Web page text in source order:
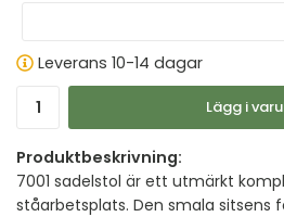
Leverans 10-14 dagar
Lägg i
Produktbeskrivning:
7001 sadelstol är ett utmärkt
ståarbetsplats. Den smala sitsens